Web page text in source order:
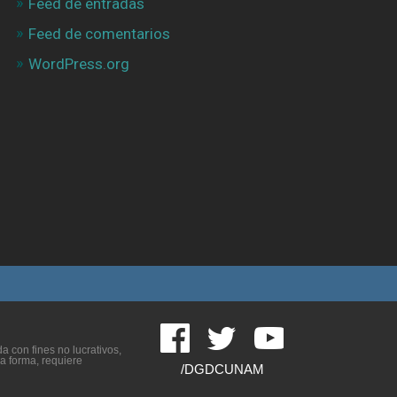
Feed de entradas
Feed de comentarios
WordPress.org
con fines no lucrativos,
forma, requiere
/DGDCUNAM